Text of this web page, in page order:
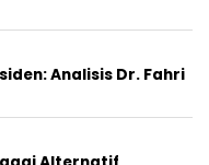
Analisis Dr. Fahri